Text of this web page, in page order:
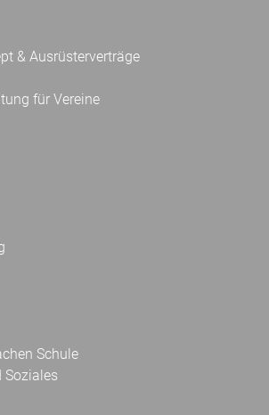
& Ausrüsterverträge
für Vereine
Schule
Soziales